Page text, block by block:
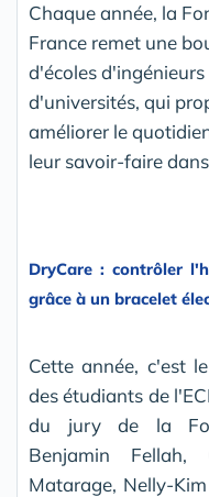
Chaque année, la
France remet une
d'écoles
d'universités, qui
améliorer le
leur savoir-faire
DryCare : contrôler
grâce à un bracelet
Cette année, c'est
des étudiants de
du jury de la
Benjamin Fellah,
Matarage, Nelly-